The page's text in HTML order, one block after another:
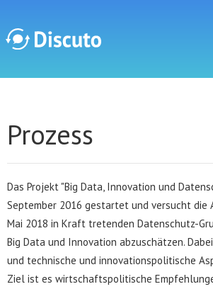
Prozess
Das Projekt "Big Data, Innovation und
September 2016 gestartet und versucht die
Mai 2018 in Kraft tretenden Datenschutz-
Big Data und Innovation abzuschätzen.
und technische und innovationspolitische
Ziel ist es wirtschaftspolitische